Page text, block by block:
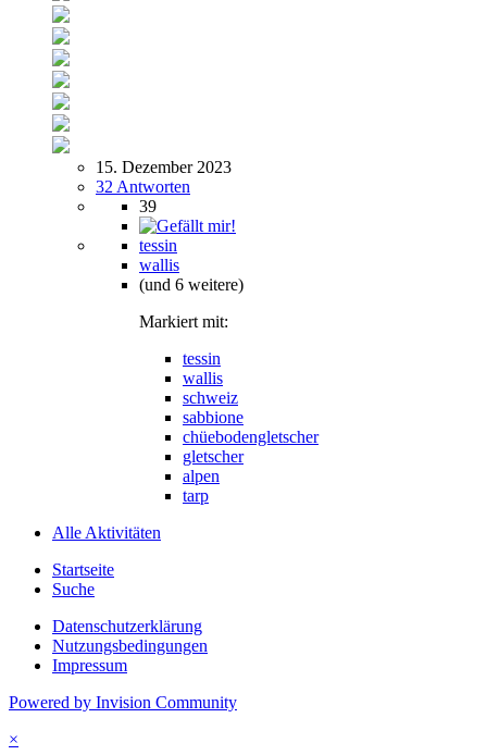
15. Dezember 2023
32 Antworten
39
tessin
wallis
(und 6 weitere)
Markiert mit:
tessin
wallis
schweiz
sabbione
chüebodengletscher
gletscher
alpen
tarp
Alle Aktivitäten
Startseite
Suche
Datenschutzerklärung
Nutzungsbedingungen
Impressum
Powered by Invision Community
×